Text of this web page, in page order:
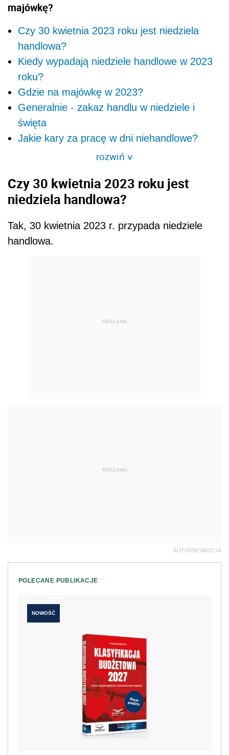
majówkę?
Czy 30 kwietnia 2023 roku jest niedziela
handlowa?
Kiedy wypadają niedziele handlowe w 2023
roku?
Gdzie na majówkę w 2023?
Generalnie - zakaz handlu w niedziele i
święta
Jakie kary za pracę w dni niehandlowe?
rozwiń>
Czy 30 kwietnia 2023 roku jest
niedziela handlowa?
Tak, 30 kwietnia 2023 r. przypada niedziele
handlowa.
REKLAMA
REKLAMA
AUTOPROMOCJA
POLECANE PUBLIKACJE
NOWOŚĆ